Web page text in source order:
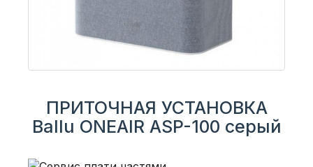
ПРИТОЧНАЯ УСТАНОВКА
Ballu ONEAIR ASP-100 серый